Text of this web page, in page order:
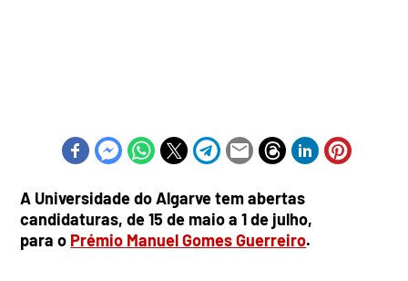
A Universidade do Algarve tem abertas
candidaturas, de 15 de maio a 1 de julho,
para o Prémio Manuel Gomes Guerreiro.